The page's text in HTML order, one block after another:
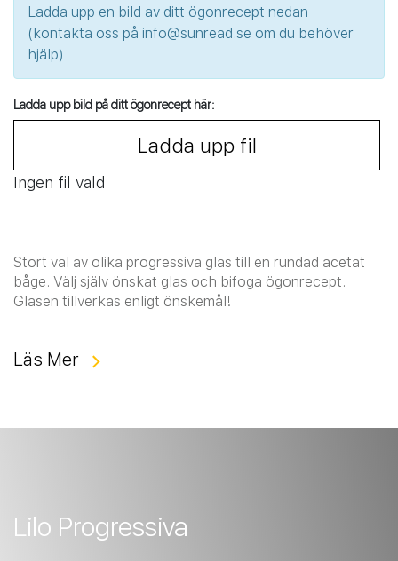
Ladda upp en bild av ditt ögonrecept nedan
(kontakta oss på info@sunread.se om du behöver
hjälp)
Ladda upp bild på ditt ögonrecept här:
Ladda upp fil
Ingen fil vald
Stort val av olika progressiva glas till en rundad acetat
båge. Välj själv önskat glas och bifoga ögonrecept.
Glasen tillverkas enligt önskemål!
Läs Mer
Lilo Progressiva